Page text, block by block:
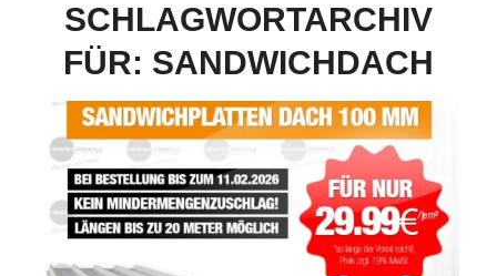
SCHLAGWORTARCHIV
FÜR: SANDWICHDACH